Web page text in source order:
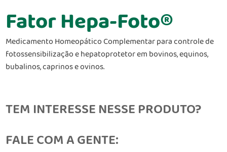
Fator Hepa-Foto®
Medicamento Homeopático Complementar para controle de
fotossensibilização e hepatoprotetor em bovinos, equinos,
bubalinos, caprinos e ovinos.
TEM INTERESSE NESSE PRODUTO?
FALE COM A GENTE: